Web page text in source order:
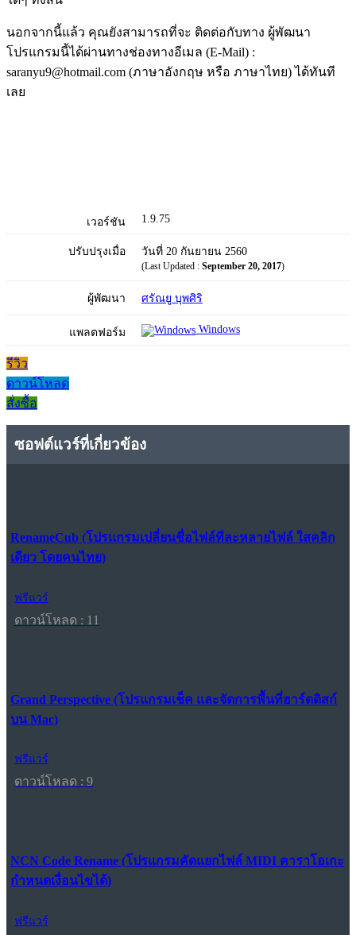
นอกจากนี้แล้ว คุณยังสามารถที่จะ ติดต่อกับทาง ผู้พัฒนา
โปรแกรมนี้ได้ผ่านทางช่องทางอีเมล (E-Mail) :
saranyu9@hotmail.com (ภาษาอังกฤษ หรือ ภาษาไทย) ได้ทันที
เลย
เวอร์ชัน 1.9.75
ปรับปรุงเมื่อ วันที่ 20 กันยายน 2560
(Last Updated : September 20, 2017)
ผู้พัฒนา ศรัณยู บุพศิริ
แพลตฟอร์ม Windows
รีวิว
ดาวน์โหลด
สั่งซื้อ
ซอฟต์แวร์ที่เกี่ยวข้อง
RenameCub (โปรแกรมเปลี่ยนชื่อไฟล์ทีละหลายไฟล์ ใสคลิก
เดียว โดยคนไทย)
ฟรีแวร์
ดาวน์โหลด : 11
Grand Perspective (โปรแกรมเช็ค และจัดการพื้นที่ฮาร์ดดิสก์
บน Mac)
ฟรีแวร์
ดาวน์โหลด : 9
NCN Code Rename (โปรแกรมคัดแยกไฟล์ MIDI คาราโอเกะ
กำหนดเงื่อนไขได้)
ฟรีแวร์